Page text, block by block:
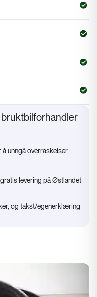
å unngå overraskelser
levering på Østlandet
og takst/egenerklæring